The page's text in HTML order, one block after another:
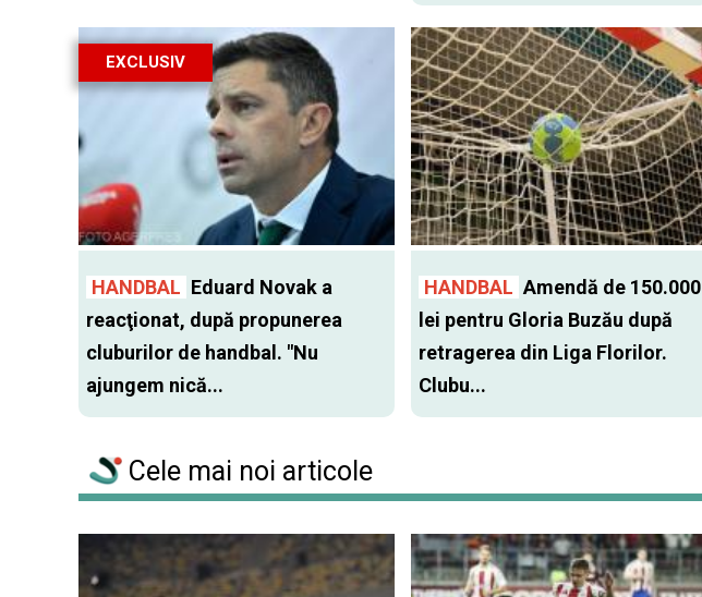
EXCLUSIV
HANDBAL Eduard Novak a
reacţionat, după propunerea
cluburilor de handbal. "Nu
ajungem nică...
HANDBAL Amendă de 150.000
lei pentru Gloria Buzău după
retragerea din Liga Florilor.
Clubu...
Cele mai noi articole